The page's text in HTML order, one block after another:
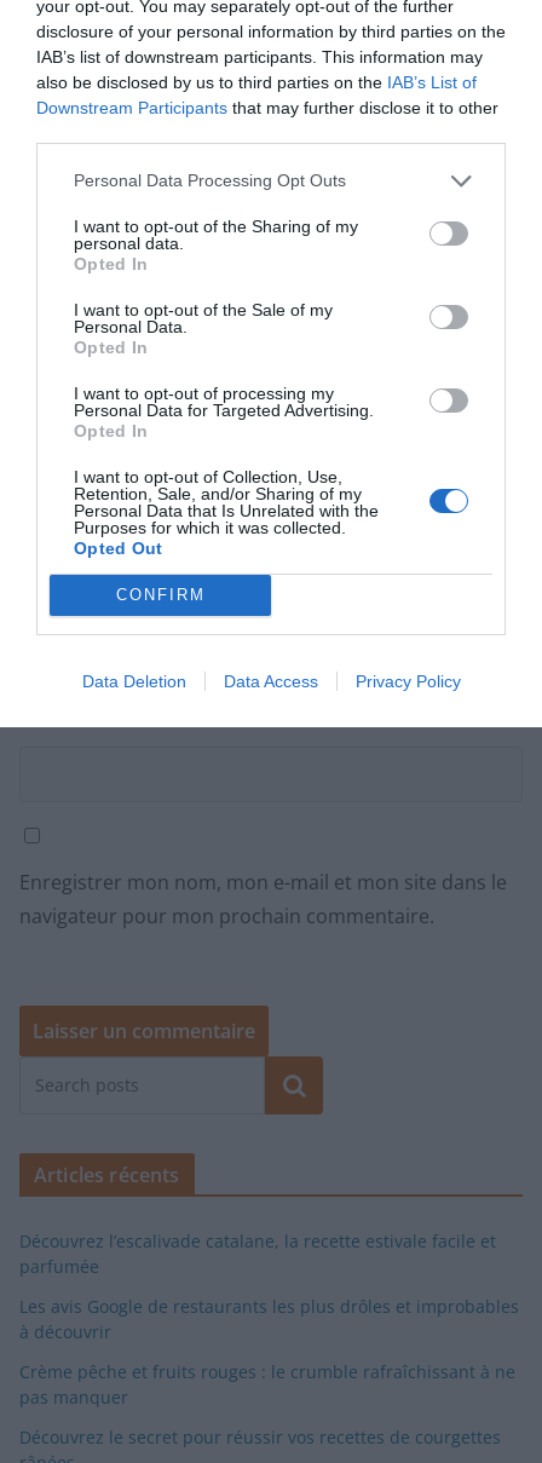
your opt-out. You may separately opt-out of the further
disclosure of your personal information by third parties on the
IAB’s list of downstream participants. This information may
also be disclosed by us to third parties on the IAB’s List of
Downstream Participants that may further disclose it to other
Personal Data Processing Opt Outs
I want to opt-out of the Sharing of my
personal data.
Opted In
I want to opt-out of the Sale of my
Personal Data.
Opted In
I want to opt-out of processing my
Personal Data for Targeted Advertising.
Opted In
I want to opt-out of Collection, Use,
Retention, Sale, and/or Sharing of my
Personal Data that Is Unrelated with the
Purposes for which it was collected.
Opted Out
CONFIRM
Data Deletion Data Access Privacy Policy
Votre adresse e-mail ne sera pas publiée.Les champs
obligatoires sont indiqués avec*
*
Enregistrer mon nom, mon e-mail et mon site dans le
navigateur pour mon prochain commentaire.
Rechercher
Articles récents
Découvrez l’escalivade catalane, la recette estivale facile et
parfumée
Les avis Google de restaurants les plus drôles et improbables
à découvrir
Crème pêche et fruits rouges : le crumble rafraîchissant à ne
pas manquer
Découvrez le secret pour réussir vos recettes de courgettes